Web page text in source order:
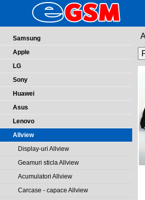
Samsung
Apple
LG
Sony
Huawei
Asus
Lenovo
Allview
Display-uri Allview
Geamuri sticla Allview
Acumulatori Allview
Carcase - capace Allview